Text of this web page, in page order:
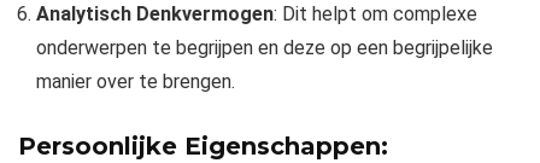
Analytisch Denkvermogen: Dit helpt om complexe
onderwerpen te begrijpen en deze op een begrijpelijke
manier over te brengen.
Persoonlijke Eigenschappen: